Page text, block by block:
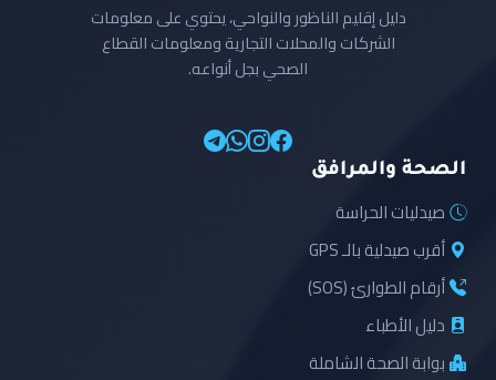
دليل إقليم الناظور والنواحي، يحتوي على معلومات
الشركات والمحلات التجارية ومعلومات القطاع
الصحي بجل أنواعه.
الصحة والمرافق
صيدليات الحراسة
أقرب صيدلية بالـ GPS
أرقام الطوارئ (SOS)
دليل الأطباء
بوابة الصحة الشاملة